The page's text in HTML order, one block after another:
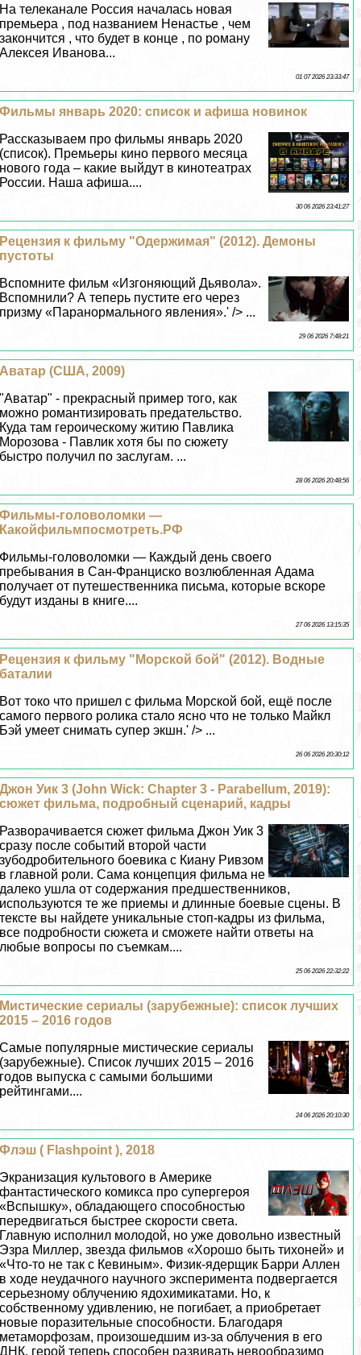
На телеканале Россия началась новая
премьера , под названием Ненастье , чем
закончится , что будет в конце , по роману
Алексея Иванова...
01 07 2026 23:33:47
Фильмы январь 2020: список и афиша новинок
Рассказываем про фильмы январь 2020
(список). Премьеры кино первого месяца
нового года – какие выйдут в кинотеатрах
России. Наша афиша....
30 06 2026 23:41:27
Рецензия к фильму "Одержимая" (2012). Демоны
пустоты
Вспомните фильм «Изгоняющий Дьявола».
Вспомнили? А теперь пустите его через
призму «Паранормального явления».' /> ...
29 06 2026 7:48:21
Аватар (США, 2009)
"Аватар" - прекрасный пример того, как
можно романтизировать предательство.
Куда там героическому житию Павлика
Морозова - Павлик хотя бы по сюжету
быстро получил по заслугам. ...
28 06 2026 20:48:56
Фильмы-головоломки —
Какойфильмпосмотреть.РФ
Фильмы-головоломки — Каждый день своего
пребывания в Сан-Франциско возлюбленная Адама
получает от путешественника письма, которые вскоре
будут изданы в книге....
27 06 2026 13:15:35
Рецензия к фильму "Морской бой" (2012). Водные
баталии
Вот токо что пришел с фильма Морской бой, ещё после
самого первого ролика стало ясно что не только Майкл
Бэй умеет снимать супер экшн.' /> ...
26 06 2026 20:30:12
Джон Уик 3 (John Wick: Chapter 3 - Parabellum, 2019):
сюжет фильма, подробный сценарий, кадры
Разворачивается сюжет фильма Джон Уик 3
сразу после событий второй части
зубодробительного боевика с Киану Ривзом
в главной роли. Сама концепция фильма не
далеко ушла от содержания предшественников,
используются те же приемы и длинные боевые сцены. В
тексте вы найдете уникальные стоп-кадры из фильма,
все подробности сюжета и сможете найти ответы на
любые вопросы по съемкам....
25 06 2026 22:32:22
Мистические сериалы (зарубежные): список лучших
2015 – 2016 годов
Самые популярные мистические сериалы
(зарубежные). Список лучших 2015 – 2016
годов выпуска с самыми большими
рейтингами....
24 06 2026 20:10:30
Флэш ( Flashpoint ), 2018
Экранизация культового в Америке
фантастического комикса про супергероя
«Вспышку», обладающего способностью
передвигаться быстрее скорости света.
Главную исполнил молодой, но уже довольно известный
Эзра Миллер, звезда фильмов «Хорошо быть тихоней» и
«Что-то не так с Кевиным». Физик-ядерщик Барри Аллен
в ходе неудачного научного эксперимента подвергается
серьезному облучению ядохимикатами. Но, к
собственному удивлению, не погибает, а приобретает
новые поразительные способности. Благодаря
метаморфозам, произошедшим из-за облучения в его
ДНК, герой теперь способен развивать невообразимо